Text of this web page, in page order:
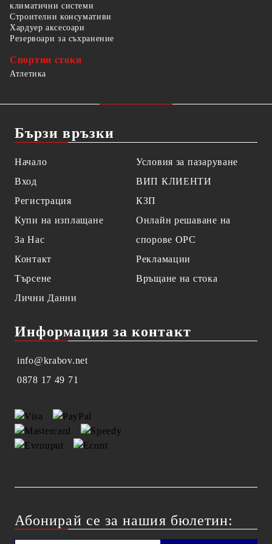
климатични системи
Строителни консумативи
Хардуер аксесоари
Резервоари за съхранение
Спортни стоки
Атлетика
Бързи връзки
Начало
Вход
Регистрация
Купи на изплащане
За Нас
Контакт
Търсене
Лични Данни
Условия за пазаруване
ВИП КЛИЕНТИ
КЗП
Онлайн решаване на
спорове OPC
Рекламации
Връщане на стока
Информация за контакт
info@krabov.net
0878 17 49 71
Абонирай се за нашия бюлетин: